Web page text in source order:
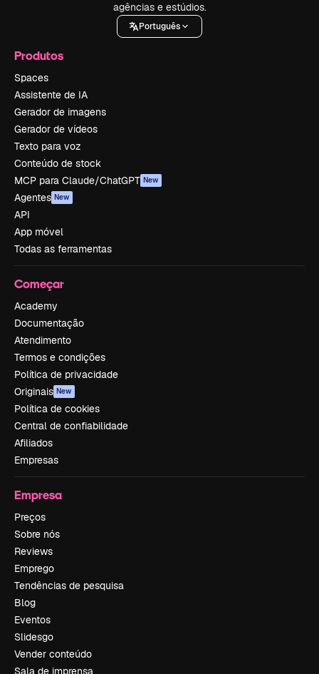
agências e estúdios.
Português
Produtos
Spaces
Assistente de IA
Gerador de imagens
Gerador de vídeos
Texto para voz
Conteúdo de stock
MCP para Claude/ChatGPT New
Agentes New
API
App móvel
Todas as ferramentas
Começar
Academy
Documentação
Atendimento
Termos e condições
Política de privacidade
Originais New
Política de cookies
Central de confiabilidade
Afiliados
Empresas
Empresa
Preços
Sobre nós
Reviews
Emprego
Tendências de pesquisa
Blog
Eventos
Slidesgo
Vender conteúdo
Sala de imprensa